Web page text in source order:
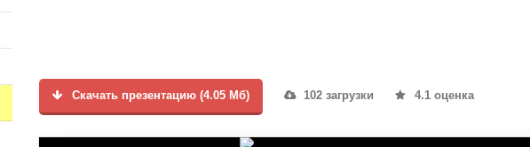
Скачать презентацию (4.05 Мб) 102 загрузки 4.1 оценка